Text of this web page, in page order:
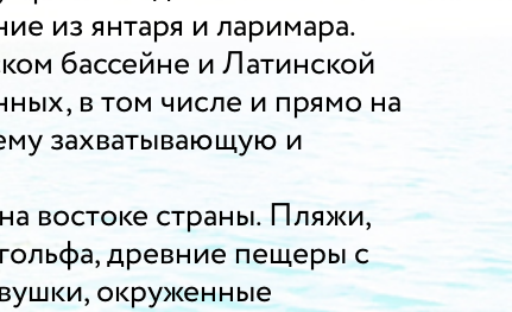
из янтаря и ларимара.
бассейне и Латинской
в том числе и прямо на
захватывающую и
востоке страны. Пляжи,
древние пещеры с
окруженные